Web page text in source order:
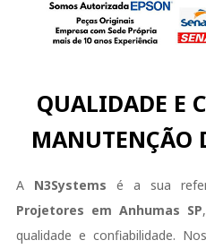
QUALIDADE E
MANUTENÇÃO
A N3Systems é a sua
Projetores em Anhumas SP
qualidade e confiabilidade.